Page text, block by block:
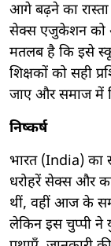
आगे बढ़ने का
सेक्स एजुकेशन को
मतलब है कि इसे
शिक्षकों को सही
जाए और समाज में
निष्कर्ष
भारत (India) का
धरोहरें सेक्स और
थीं, वहीं आज के
लेकिन इस चुप्पी ने